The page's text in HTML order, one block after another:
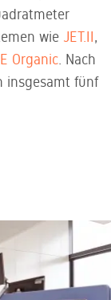
wie JET.II,
Organic . Nach
insgesamt fünf